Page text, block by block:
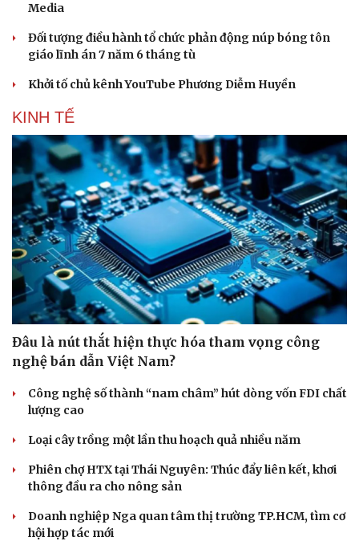
Du lịch
Tư vấn
Săn Tour
check-in
Podcast
Câu chuyện thời sự
Đọc truyện đêm khuya
Cửa sổ tình yêu
Kể chuyện cho bé
Hạt giống tâm hồn
Media
Đối tượng điều hành tổ chức phản động núp bóng tôn
giáo lĩnh án 7 năm 6 tháng tù
Khởi tố chủ kênh YouTube Phương Diễm Huyền
KINH TẾ
Đâu là nút thắt hiện thực hóa tham vọng công
nghệ bán dẫn Việt Nam?
Công nghệ số thành “nam châm” hút dòng vốn FDI chất
lượng cao
Loại cây trồng một lần thu hoạch quả nhiều năm
Phiên chợ HTX tại Thái Nguyên: Thúc đẩy liên kết, khơi
thông đầu ra cho nông sản
Doanh nghiệp Nga quan tâm thị trường TP.HCM, tìm cơ
hội hợp tác mới